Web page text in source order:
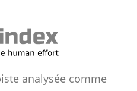
analysée comme